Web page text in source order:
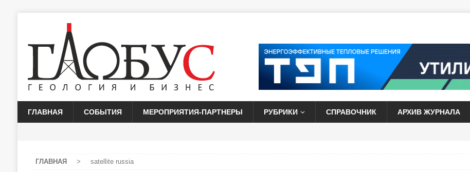
ГЛАВНАЯ СОБЫТИЯ МЕРОПРИЯТИЯ-ПАРТНЕРЫ РУБРИКИ СПРАВОЧНИК АРХИВ ЖУРНАЛА
ГЛАВНАЯ > satellite russia